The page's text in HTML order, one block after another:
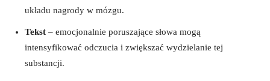
układu nagrody w mózgu.
Tekst – emocjonalnie poruszające słowa mogą
intensyfikować odczucia i zwiększać wydzielanie tej
substancji.